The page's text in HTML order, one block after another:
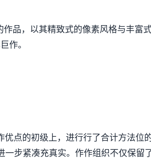
品，以其精致式的像素风格与丰富
作。
优点的初级上，进行行了合计方法
一步紧凑充真实。作作组织不仅保留